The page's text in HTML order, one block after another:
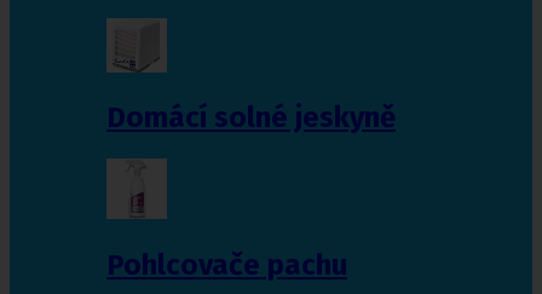
Domácí solné jeskyně
Pohlcovače pachu